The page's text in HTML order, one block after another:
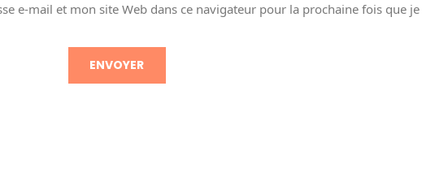
e-mail et mon site Web dans ce navigateur pour la prochaine fois que je